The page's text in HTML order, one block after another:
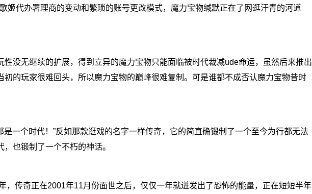
姬代办署理商的变动和繁琐的账号更改模式，魔力宝物缄默正在了网逛汗青的河道
无继续的扩展，得到立异的魔力宝物只能面临被时代裁减ude命运，虽然后来推出
的玩家很难回头，所以魔力宝物的巅峰很难复制。可是谁都不成否认魔力宝物昔时
一个时代！”反如那款逛戏的名字一样传奇，它的简直确锻制了一个至今为行都无法
也锻制了一个不朽的神话。
传奇正在2001年11月份面世之后，仅仅一年就迸发出了恐怖的能量，正在短短半年